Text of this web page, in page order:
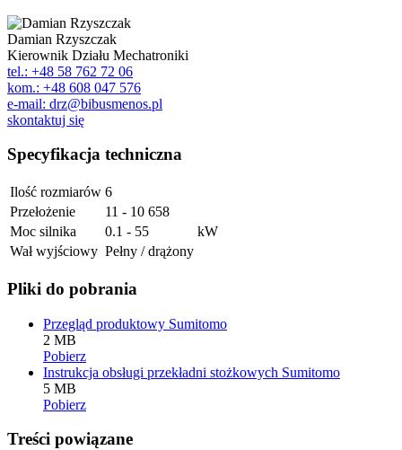
Damian Rzyszczak
Kierownik Działu Mechatroniki
tel.: +48 58 762 72 06
kom.: +48 608 047 576
e-mail: drz@bibusmenos.pl
skontaktuj się
Specyfikacja techniczna
Ilość rozmiarów 6
Przełożenie
11 - 10 658
Moc silnika
0.1 - 55
kW
Wał wyjściowy Pełny / drążony
Pliki do pobrania
Przegląd produktowy Sumitomo
2 MB
Pobierz
Instrukcja obsługi przekładni stożkowych Sumitomo
5 MB
Pobierz
Treści powiązane